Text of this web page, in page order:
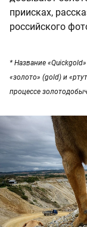
приисках,
российского
* Название
«золото» (gold) и
процессе